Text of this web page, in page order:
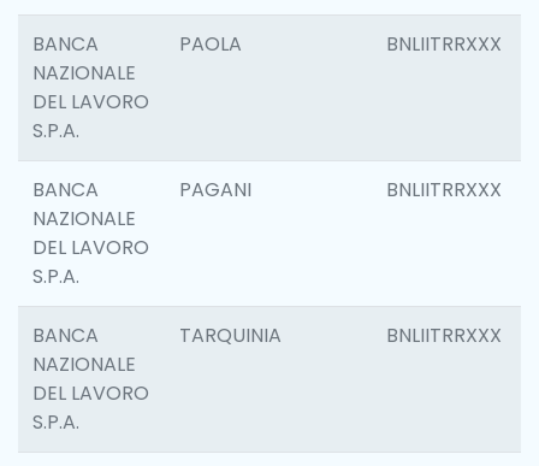
BANCA
NAZIONALE
DEL LAVORO
S.P.A.
PAOLA BNLIITRRXXX
BANCA
NAZIONALE
DEL LAVORO
S.P.A.
PAGANI BNLIITRRXXX
BANCA
NAZIONALE
DEL LAVORO
S.P.A.
TARQUINIA BNLIITRRXXX